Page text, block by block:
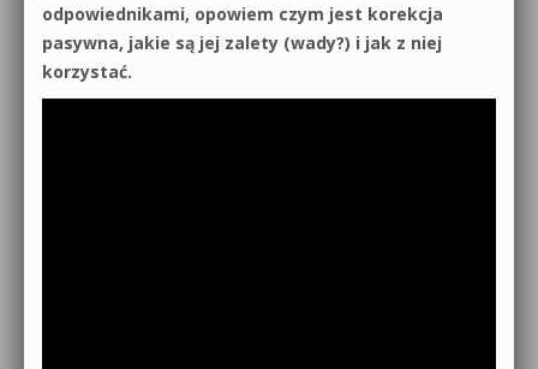
odpowiednikami, opowiem czym jest korekcja
pasywna, jakie są jej zalety (wady?) i jak z niej
korzystać.